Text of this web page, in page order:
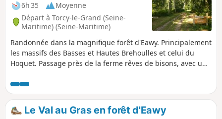
6h 35
Moyenne
Départ à Torcy-le-Grand (Seine-
Maritime) (Seine-Maritime)
Randonnée dans la magnifique forêt d'Eawy. Principalement
les massifs des Basses et Hautes Brehoulles et celui du
Hoquet. Passage près de la ferme rêves de bisons, avec un
animaux.
Le Val au Gras en forêt d'Eawy